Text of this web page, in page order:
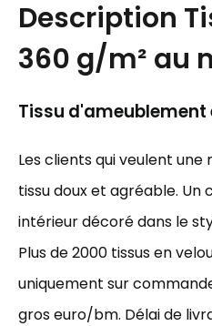
Description
360 g/m² au
Tissu
Les clients qui veulent
tissu doux et agréable.
intérieur décoré dans le
Plus de 2000 tissus en
uniquement sur
gros euro/bm. Délai de